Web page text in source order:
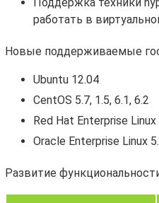
работать в
Новые поддерживаемые
Ubuntu 12.04
CentOS 5.7, 1.5, 6.1, 6.2
Red Hat Enterprise Linux
Oracle Enterprise Linux
Развитие